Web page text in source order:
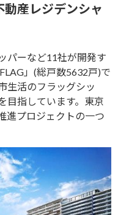
動産レジデンシャ
パーなど11社が開発す
」(総戸数5632戸)で
生活のフラッグシッ
目指しています。東京
進プロジェクトの一つ